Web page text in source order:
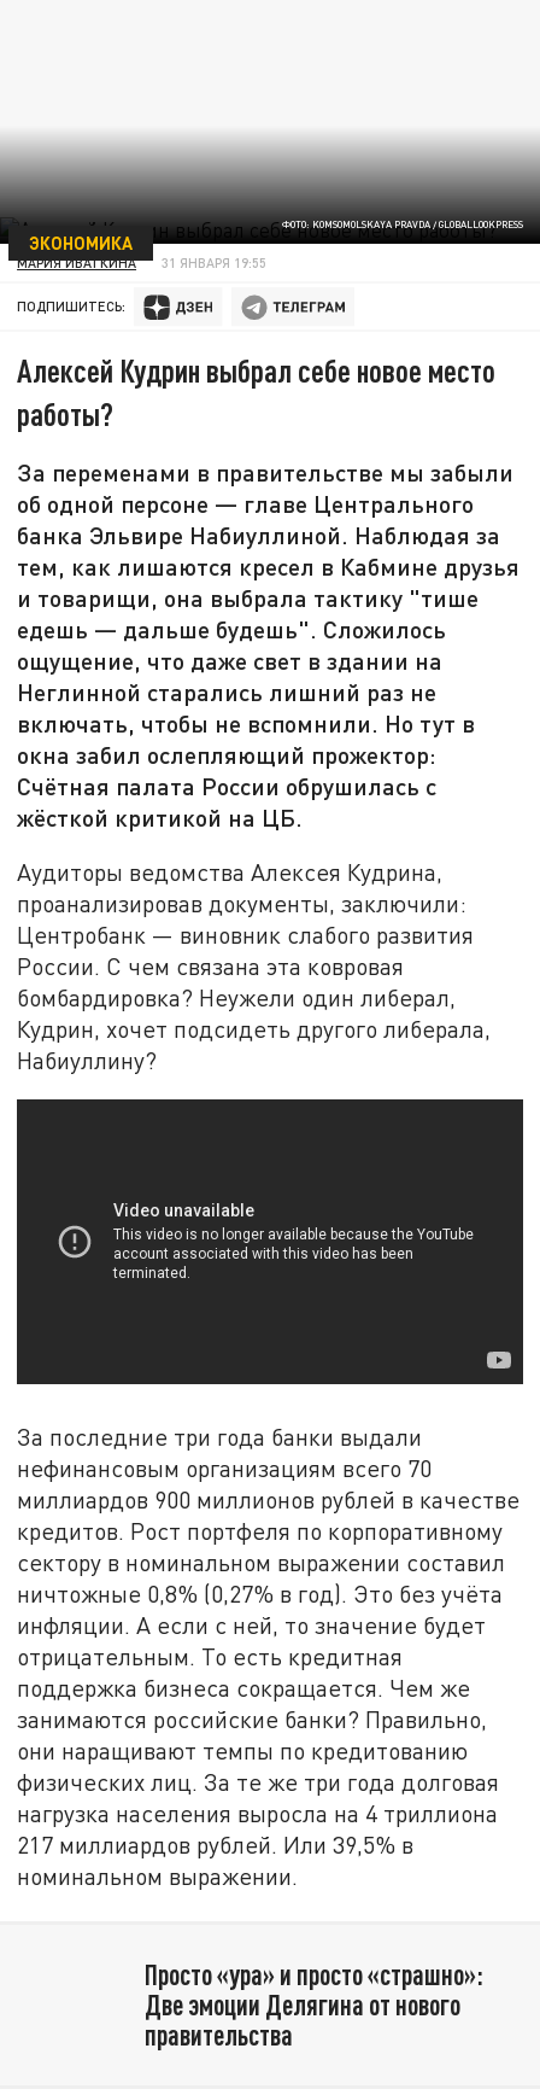
ФОТО: KOMSOMOLSKAYA PRAVDA / GLOBALLOOKPRESS
ЭКОНОМИКА
МАРИЯ ИВАТКИНА 31 ЯНВАРЯ 19:55
ПОДПИШИТЕСЬ:
Алексей Кудрин выбрал себе новое место
работы?
За переменами в правительстве мы забыли
об одной персоне — главе Центрального
банка Эльвире Набиуллиной. Наблюдая за
тем, как лишаются кресел в Кабмине друзья
и товарищи, она выбрала тактику "тише
едешь — дальше будешь". Сложилось
ощущение, что даже свет в здании на
Неглинной старались лишний раз не
включать, чтобы не вспомнили. Но тут в
окна забил ослепляющий прожектор:
Счётная палата России обрушилась с
жёсткой критикой на ЦБ.
Аудиторы ведомства Алексея Кудрина,
проанализировав документы, заключили:
Центробанк — виновник слабого развития
России. С чем связана эта ковровая
бомбардировка? Неужели один либерал,
Кудрин, хочет подсидеть другого либерала,
Набиуллину?
За последние три года банки выдали
нефинансовым организациям всего 70
миллиардов 900 миллионов рублей в качестве
кредитов. Рост портфеля по корпоративному
сектору в номинальном выражении составил
ничтожные 0,8% (0,27% в год). Это без учёта
инфляции. А если с ней, то значение будет
отрицательным. То есть кредитная
поддержка бизнеса сокращается. Чем же
занимаются российские банки? Правильно,
они наращивают темпы по кредитованию
физических лиц. За те же три года долговая
нагрузка населения выросла на 4 триллиона
217 миллиардов рублей. Или 39,5% в
номинальном выражении.
Просто «ура» и просто «страшно»:
Две эмоции Делягина от нового
правительства